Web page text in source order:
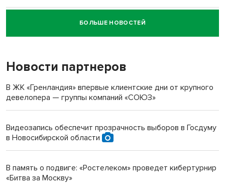
Новосибирский суд наказал водителя за смерть
пенсионерки на вокзале
БОЛЬШЕ НОВОСТЕЙ
Новости партнеров
В ЖК «Гренландия» впервые клиентские дни от крупного
девелопера — группы компаний «СОЮЗ»
Видеозапись обеспечит прозрачность выборов в Госдуму
в Новосибирской области
В память о подвиге: «Ростелеком» проведет кибертурнир
«Битва за Москву»